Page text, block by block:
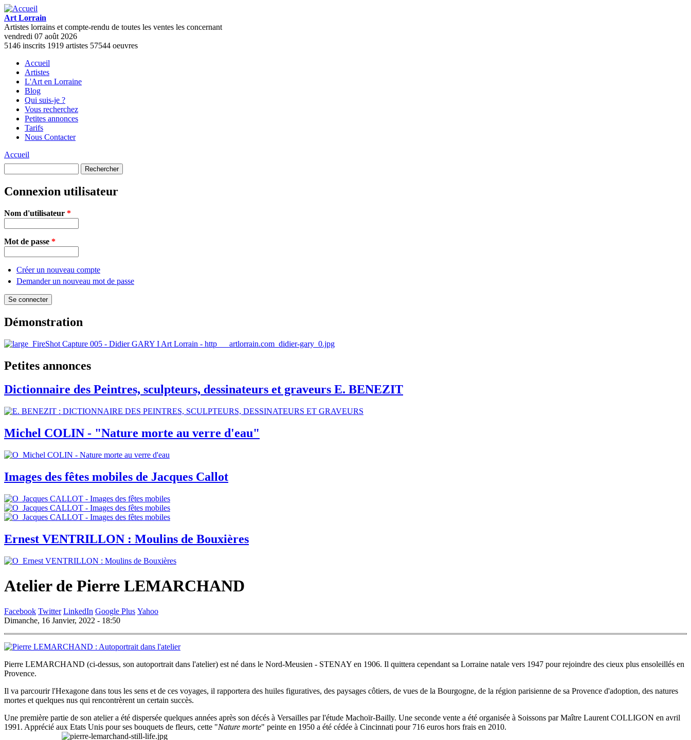
Aller au contenu principal
Art Lorrain
Artistes lorrains et compte-rendu de toutes les ventes les concernant
vendredi 07 août 2026
5146 inscrits 1919 artistes 57544 oeuvres
Menu principal
Accueil
Artistes
L'Art en Lorraine
Blog
Qui suis-je ?
Vous recherchez
Petites annonces
Tarifs
Nous Contacter
Vous êtes ici
Accueil
Connexion utilisateur
Nom d'utilisateur *
Mot de passe *
Créer un nouveau compte
Demander un nouveau mot de passe
Démonstration
Petites annonces
Dictionnaire des Peintres, sculpteurs, dessinateurs et graveurs E. BENEZIT
Michel COLIN - "Nature morte au verre d'eau"
Images des fêtes mobiles de Jacques Callot
Ernest VENTRILLON : Moulins de Bouxières
Atelier de Pierre LEMARCHAND
Facebook Twitter LinkedIn Google Plus Yahoo
Dimanche, 16 Janvier, 2022 - 18:50
Pierre LEMARCHAND (ci-dessus, son autoportrait dans l'atelier) est né dans le Nord-Meusien - STENAY en 1906. Il quittera cependant sa Lorraine natale vers 1947 pour rejoindre des cieux plus ensoleillés en
Provence.
Il va parcourir l'Hexagone dans tous les sens et de ces voyages, il rapportera des huiles figuratives, des paysages côtiers, de vues de la Bourgogne, de la région parisienne de sa Provence d'adoption, des natures
mortes et quelques nus qui rencontrèrent un certain succès.
Une première partie de son atelier a été dispersée quelques années après son décés à Versailles par l'étude Machoïr-Bailly. Une seconde vente a été organisée à Soissons par Maître Laurent COLLIGON en avril
1991. Apprécié aux Etats Unis pour ses bouquets de fleurs, cette "Nature morte" peinte en 1950 a été cédée à Cincinnati pour 716 euros hors frais en 2010.